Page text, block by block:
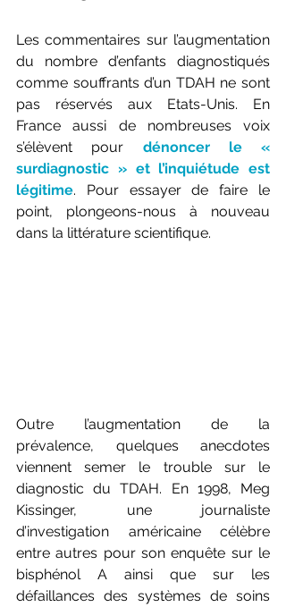
Les commentaires sur l’augmentation
du nombre d’enfants diagnostiqués
comme souffrants d’un TDAH ne sont
pas réservés aux Etats-Unis. En
France aussi de nombreuses voix
s’élèvent pour dénoncer le «
surdiagnostic » et l’inquiétude est
légitime. Pour essayer de faire le
point, plongeons-nous à nouveau
dans la littérature scientifique.
Outre l’augmentation de la
prévalence, quelques anecdotes
viennent semer le trouble sur le
diagnostic du TDAH. En 1998, Meg
Kissinger, une journaliste
d’investigation américaine célèbre
entre autres pour son enquête sur le
bisphénol A ainsi que sur les
défaillances des systèmes de soins